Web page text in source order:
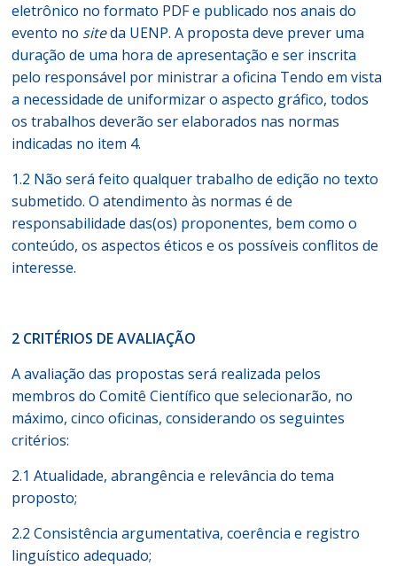
eletrônico no formato PDF e publicado nos anais do
evento no siteda UENP. A proposta deve prever uma
duração de uma hora de apresentação e ser inscrita
pelo responsável por ministrar a oficina Tendo em vista
a necessidade de uniformizar o aspecto gráfico, todos
os trabalhos deverão ser elaborados nas normas
indicadas no item 4.
1.2 Não será feito qualquer trabalho de edição no texto
submetido. O atendimento às normas é de
responsabilidade das(os) proponentes, bem como o
conteúdo, os aspectos éticos e os possíveis conflitos de
interesse.
2 CRITÉRIOS DE AVALIAÇÃO
A avaliação das propostas será realizada pelos
membros do Comitê Científico que selecionarão, no
máximo, cinco oficinas, considerando os seguintes
critérios:
2.1 Atualidade, abrangência e relevância do tema
proposto;
2.2 Consistência argumentativa, coerência e registro
linguístico adequado;